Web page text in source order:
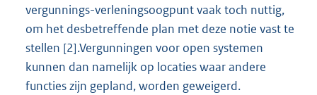
vergunnings-verleningsoogpunt vaak toch nuttig,
om het desbetreffende plan met deze notie vast te
stellen [2].Vergunningen voor open systemen
kunnen dan namelijk op locaties waar andere
functies zijn gepland, worden geweigerd.